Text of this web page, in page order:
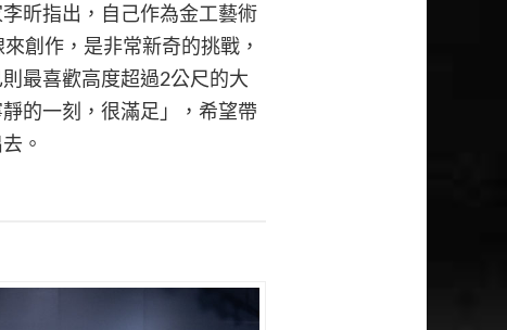
昕指出，自己作為金工藝術
創作，是非常新奇的挑戰，
最喜歡高度超過2公尺的大
的一刻，很滿足」，希望帶
。